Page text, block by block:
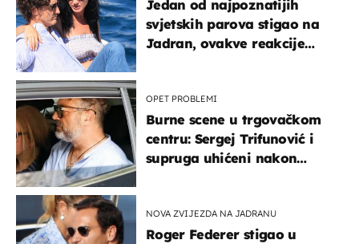
Jedan od najpoznatijih
svjetskih parova stigao na
Jadran, ovakve reakcije
OPET PROBLEMI
Burne scene u trgovačkom
centru: Sergej Trifunović i
supruga uhićeni nakon
NOVA ZVIJEZDA NA JADRANU
Roger Federer stigao u